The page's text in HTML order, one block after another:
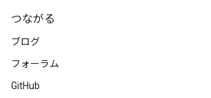
つながる
ブログ
フォーラム
GitHub